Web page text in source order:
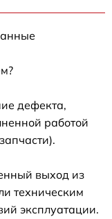
дефекта,
работой
выход из
техническим
эксплуатации.